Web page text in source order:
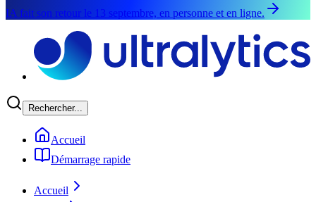
IA fait son retour le 13 septembre, en personne et en ligne.
Rechercher...
Accueil
Démarrage rapide
Accueil